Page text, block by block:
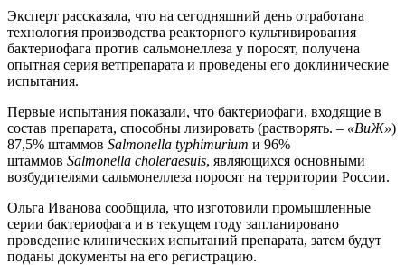
Эксперт рассказала, что на сегодняшний день отработана
технология производства реакторного культивирования
бактериофага против сальмонеллеза у поросят, получена
опытная серия ветпрепарата и проведены его доклинические
испытания.
Первые испытания показали, что бактериофаги, входящие в
состав препарата, способны лизировать (растворять. – «ВиЖ»)
87,5% штаммов Salmonella typhimurium и 96%
штаммов Salmonella choleraesuis, являющихся основными
возбудителями сальмонеллеза поросят на территории России.
Ольга Иванова сообщила, что изготовили промышленные
серии бактериофага и в текущем году запланировано
проведение клинических испытаний препарата, затем будут
поданы документы на его регистрацию.